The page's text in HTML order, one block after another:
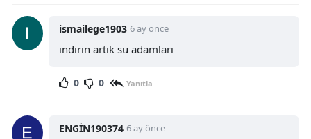
ismailege1903 6 ay önce
indirin artık su adamları
0 0 Yanıtla
ENGİN190374 6 ay önce